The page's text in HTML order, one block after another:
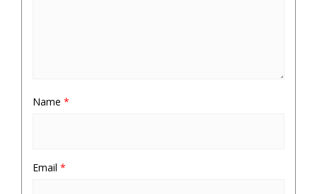
Name *
Email *